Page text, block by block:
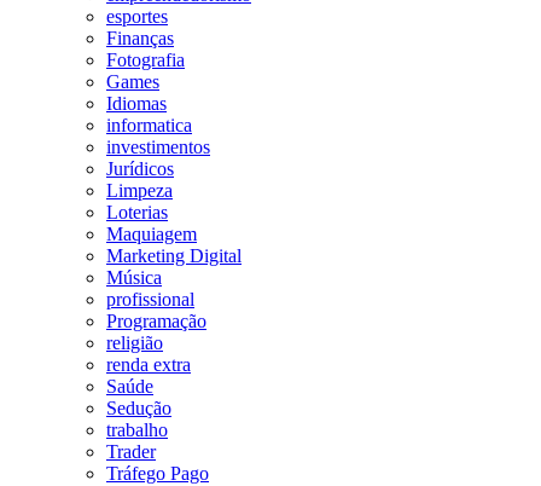
esportes
Finanças
Fotografia
Games
Idiomas
informatica
investimentos
Jurídicos
Limpeza
Loterias
Maquiagem
Marketing Digital
Música
profissional
Programação
religião
renda extra
Saúde
Sedução
trabalho
Trader
Tráfego Pago